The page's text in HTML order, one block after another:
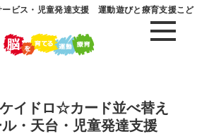
ービス・児童発達支援 運動遊びと療育支援こど
イドロ☆カード並べ替え
天台・児童発達支援